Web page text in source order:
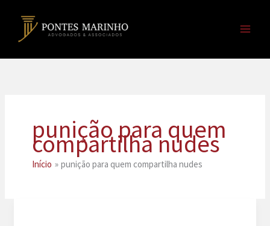
punição para quem
compartilha nudes
Início punição para quem compartilha nudes